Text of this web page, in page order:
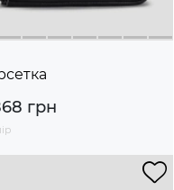
грн